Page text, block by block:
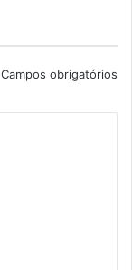
Campos obrigatórios